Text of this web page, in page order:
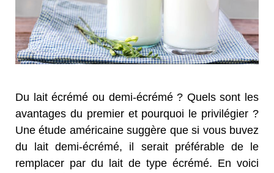
Du lait écrémé ou demi-écrémé ? Quels sont les
avantages du premier et pourquoi le privilégier ?
Une étude américaine suggère que si vous buvez
du lait demi-écrémé, il serait préférable de le
remplacer par du lait de type écrémé. En voici